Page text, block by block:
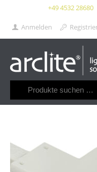
+49 4532 28680
Anmelden